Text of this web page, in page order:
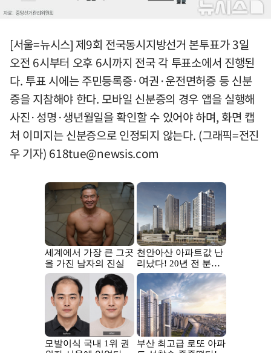
[서울=뉴시스] 제9회 전국동시지방선거 본투표가 3일
오전 6시부터 오후 6시까지 전국 각 투표소에서 진행된
다. 투표 시에는 주민등록증·여권·운전면허증 등 신분
증을 지참해야 한다. 모바일 신분증의 경우 앱을 실행해
사진·성명·생년월일을 확인할 수 있어야 하며, 화면 캡
처 이미지는 신분증으로 인정되지 않는다. (그래픽=전진
우 기자) 618tue@newsis.com